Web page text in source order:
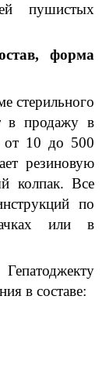
пушистых
, форма
стерильного
в продажу в
от 10 до 500
резиновую
колпак.Все
по
или в
Гепатоджекту
в составе: